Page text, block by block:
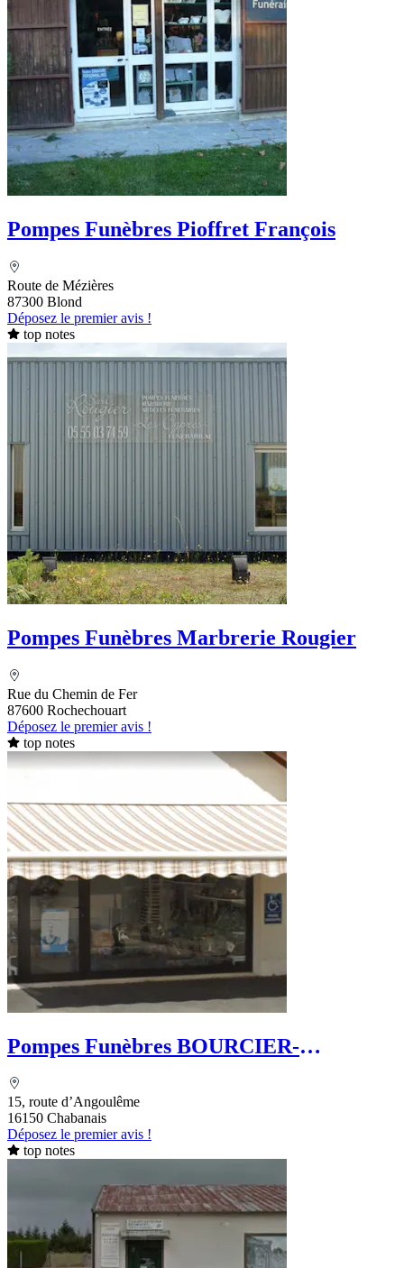
Pompes Funèbres Pioffret François
Route de Mézières
87300 Blond
Déposez le premier avis !
top notes
Pompes Funèbres Marbrerie Rougier
Rue du Chemin de Fer
87600 Rochechouart
Déposez le premier avis !
top notes
Pompes Funèbres BOURCIER-
15, route d’Angoulême
16150 Chabanais
Déposez le premier avis !
top notes